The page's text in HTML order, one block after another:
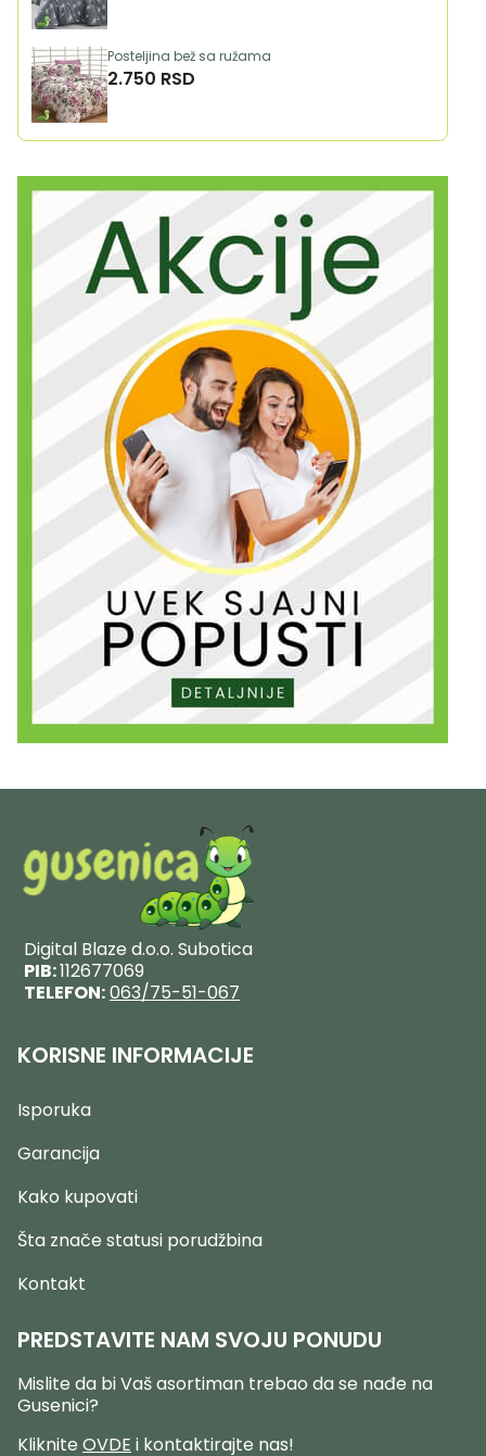
Posteljina bež sa ružama
2.750 RSD
Digital Blaze d.o.o. Subotica
PIB:112677069
TELEFON:063/75-51-067
KORISNE INFORMACIJE
Isporuka
Garancija
Kako kupovati
Šta znače statusi porudžbina
Kontakt
PREDSTAVITE NAM SVOJU PONUDU
Mislite da bi Vaš asortiman trebao da se nađe na
Gusenici?
Kliknite OVDE i kontaktirajte nas!